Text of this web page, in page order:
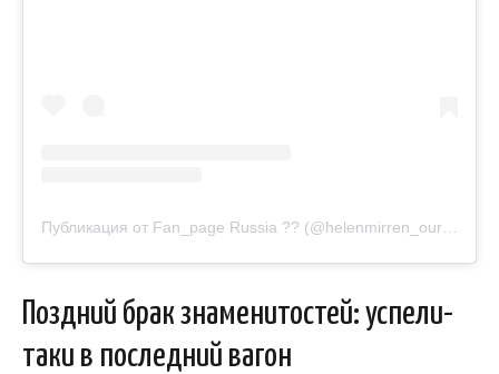
Поздний брак знаменитостей: успели-
таки в последний вагон